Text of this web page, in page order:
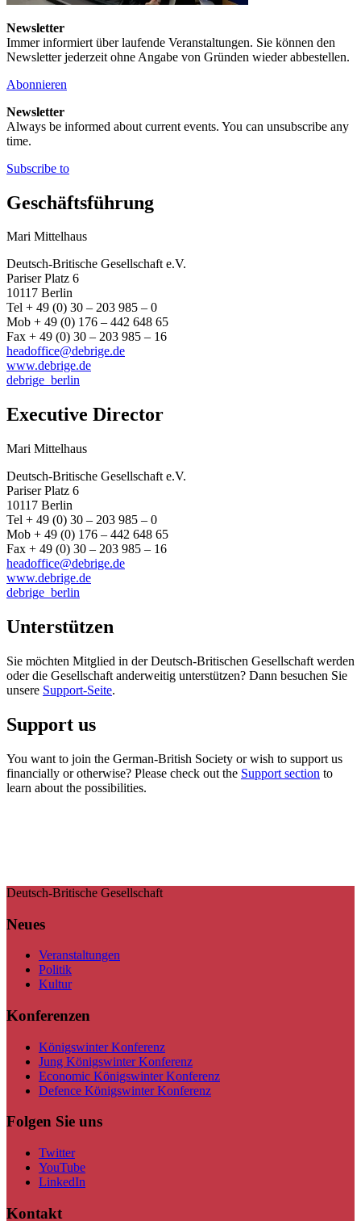
Newsletter
Immer informiert über laufende Veranstaltungen. Sie können den
Newsletter jederzeit ohne Angabe von Gründen wieder abbestellen.
Abonnieren
Newsletter
Always be informed about current events. You can unsubscribe any
time.
Subscribe to
Geschäftsführung
Mari Mittelhaus
Deutsch-Britische Gesellschaft e.V.
Pariser Platz 6
10117 Berlin
Tel + 49 (0) 30 – 203 985 – 0
Mob + 49 (0) 176 – 442 648 65
Fax + 49 (0) 30 – 203 985 – 16
headoffice@debrige.de
www.debrige.de
debrige_berlin
Executive Director
Mari Mittelhaus
Deutsch-Britische Gesellschaft e.V.
Pariser Platz 6
10117 Berlin
Tel + 49 (0) 30 – 203 985 – 0
Mob + 49 (0) 176 – 442 648 65
Fax + 49 (0) 30 – 203 985 – 16
headoffice@debrige.de
www.debrige.de
debrige_berlin
Unterstützen
Sie möchten Mitglied in der Deutsch-Britischen Gesellschaft werden
oder die Gesellschaft anderweitig unterstützen? Dann besuchen Sie
unsere Support-Seite.
Support us
You want to join the German-British Society or wish to support us
financially or otherwise? Please check out the Support section to
learn about the possibilities.
Deutsch-Britische Gesellschaft
Neues
Veranstaltungen
Politik
Kultur
Konferenzen
Königswinter Konferenz
Jung Königswinter Konferenz
Economic Königswinter Konferenz
Defence Königswinter Konferenz
Folgen Sie uns
Twitter
YouTube
LinkedIn
Kontakt